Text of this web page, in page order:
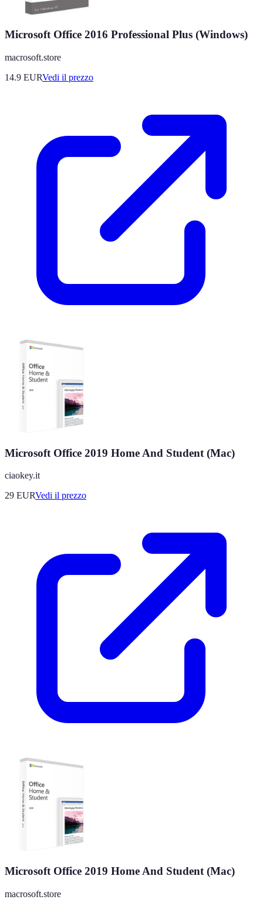
Microsoft Office 2016 Professional Plus (Windows)
macrosoft.store
14.9 EURVedi il prezzo
Microsoft Office 2019 Home And Student (Mac)
ciaokey.it
29 EURVedi il prezzo
Microsoft Office 2019 Home And Student (Mac)
macrosoft.store